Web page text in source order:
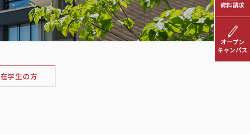
在学生の方
資料請求
オープン
キャンパス